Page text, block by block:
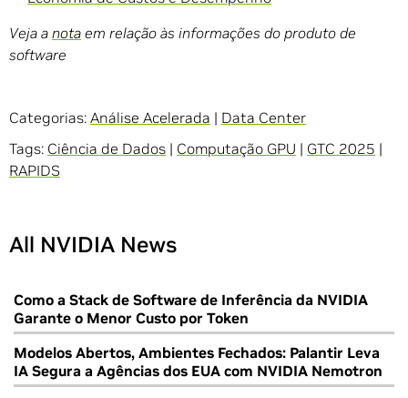
Veja a nota em relação às informações do produto de
software
Categorias: Análise Acelerada | Data Center
Tags: Ciência de Dados | Computação GPU | GTC 2025 |
RAPIDS
All NVIDIA News
Como a Stack de Software de Inferência da NVIDIA
Garante o Menor Custo por Token
Modelos Abertos, Ambientes Fechados: Palantir Leva
IA Segura a Agências dos EUA com NVIDIA Nemotron